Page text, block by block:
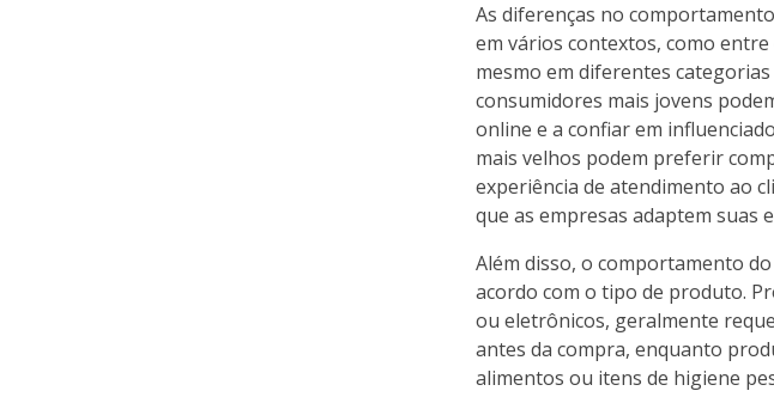
As diferenças no
em vários contextos, como
mesmo em diferentes
consumidores mais jovens
online e a confiar em
mais velhos podem preferir
experiência de atendimento ao
que as empresas adaptem suas
Além disso, o comportamento
acordo com o tipo de produto.
ou eletrônicos, geralmente
antes da compra, enquanto
alimentos ou itens de higiene